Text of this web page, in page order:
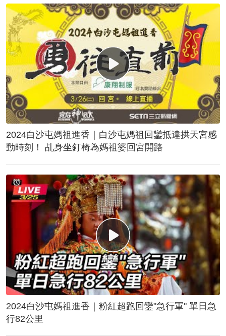
2024白沙屯媽祖進香｜白沙屯媽祖回鑾抵達拱天宮感
動時刻！ 乩身坐釘椅為媽祖婆回宮開路
2024白沙屯媽祖進香｜粉紅超跑回鑾"急行軍" 單日急
行82公里